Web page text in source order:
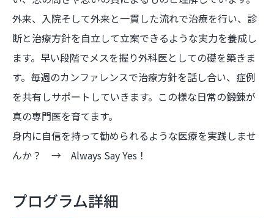
外来、入院そして外来と一貫した流れで治療を行い、診
断と治療方針を自立して立案できるような実力を養成し
ます。早い段階でメスを握り外科医としての礎を築きま
す。毎週のカンファレンスで治療方針を話し合い、症例
を共有しサポートしていきます。この様な日常の鍛錬が
真の専門医を育てます。
身内に自信を持って勧められるような医療を実践しませ
んか？ → Always Say Yes！
プログラム詳細